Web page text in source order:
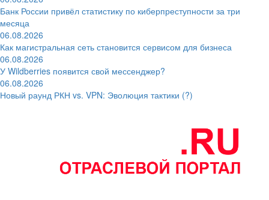
Банк России привёл статистику по киберпреступности за три
месяца
06.08.2026
Как магистральная сеть становится сервисом для бизнеса
06.08.2026
У Wildberries появится свой мессенджер?
06.08.2026
Новый раунд РКН vs. VPN: Эволюция тактики (?)